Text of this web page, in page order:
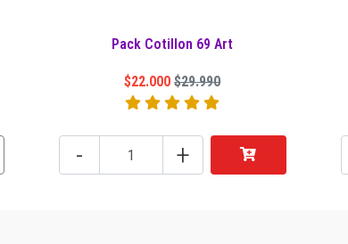
Pack Cotillon 69 Art
$22.000 $29.990
- +